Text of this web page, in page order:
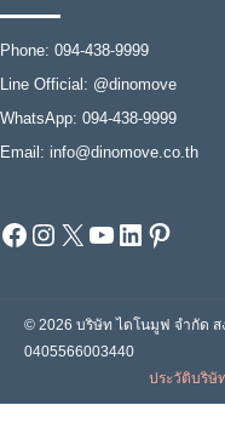
Phone: 094-438-9999
Line Official: @dinomove
WhatsApp: 094-438-9999
Email: info@dinomove.co.th
Facebook
Instagram
X YouTube
LinkedIn
© 2026 บริษัท ไดโนมูฟ จำกัด ส
0405566003440
ประวัติบริษัท